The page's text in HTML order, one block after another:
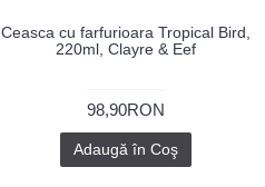
Ceasca cu farfurioara Tropical Bird,
220ml, Clayre & Eef
98,90RON
Adaugă în Coş